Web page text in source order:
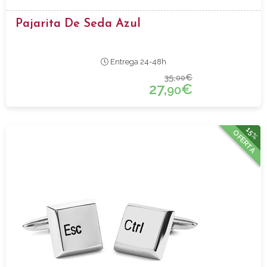
Pajarita De Seda Azul
Entrega 24-48h
35,00€
27,90€
15%
OFERTA